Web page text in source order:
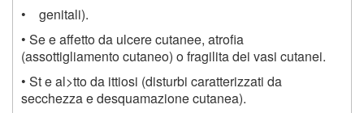
• genitali).
• Se e affetto da ulcere cutanee, atrofia
(assottigliamento cutaneo) o fragilita dei vasi cutanei.
• St e al>tto da ittiosi (disturbi caratterizzati da
secchezza e desquamazione cutanea).